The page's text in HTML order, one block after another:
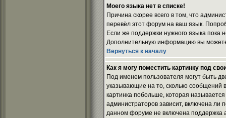
Моего языка нет в списке!
Причина скорее всего в том, что
перевёл этот форум на ваш язык.
Если же поддержки нужного языка пока
Дополнительную информацию вы
Вернуться к началу
Как я могу поместить картинку под
Под именем пользователя могут быть
указывающие на то, сколько сообщений
картинка побольше, которая
администраторов зависит, включена ли
данном форуме не включена поддержка